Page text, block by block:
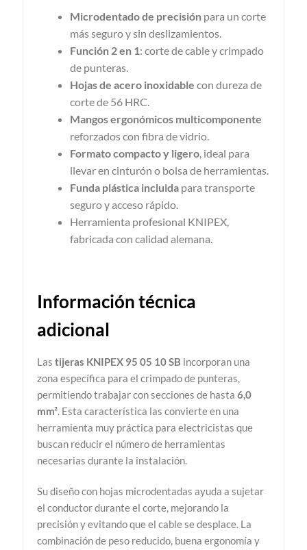
Microdentado de precisiónpara un corte
más seguro y sin deslizamientos.
Función 2 en 1: corte de cable y crimpado
de punteras.
Hojas de acero inoxidable con dureza de
corte de 56 HRC.
Mangos ergonómicos multicomponente
reforzados con fibra de vidrio.
Formato compacto y ligero, ideal para
llevar en cinturón o bolsa de herramientas.
Funda plástica incluidapara transporte
seguro y acceso rápido.
Herramienta profesional KNIPEX,
fabricada con calidad alemana.
Información técnica
adicional
Las tijeras KNIPEX 95 05 10 SB incorporan una
zona específica para el crimpado de punteras,
permitiendo trabajar con secciones de hasta 6,0
mm². Esta característica las convierte en una
herramienta muy práctica para electricistas que
buscan reducir el número de herramientas
necesarias durante la instalación.
Su diseño con hojas microdentadas ayuda a sujetar
el conductor durante el corte, mejorando la
precisión y evitando que el cable se desplace. La
combinación de peso reducido, buena ergonomía y